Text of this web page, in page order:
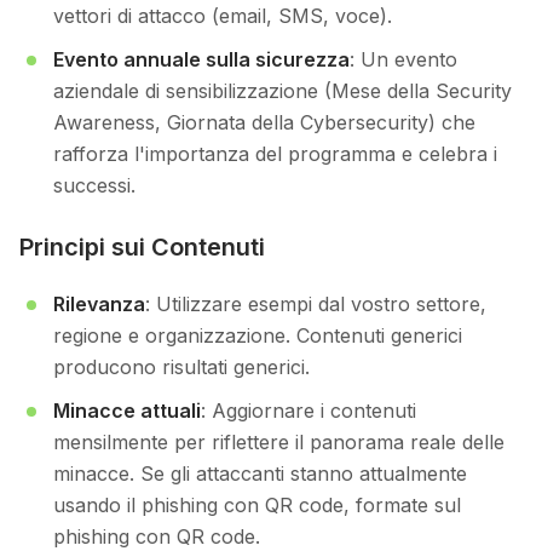
vettori di attacco (email, SMS, voce).
Evento annuale sulla sicurezza: Un evento
aziendale di sensibilizzazione (Mese della Security
Awareness, Giornata della Cybersecurity) che
rafforza l'importanza del programma e celebra i
successi.
Principi sui Contenuti
Rilevanza: Utilizzare esempi dal vostro settore,
regione e organizzazione. Contenuti generici
producono risultati generici.
Minacce attuali: Aggiornare i contenuti
mensilmente per riflettere il panorama reale delle
minacce. Se gli attaccanti stanno attualmente
usando il phishing con QR code, formate sul
phishing con QR code.